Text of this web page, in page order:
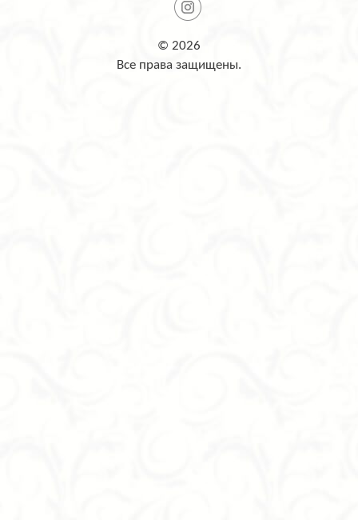
© 2026
Все права защищены.